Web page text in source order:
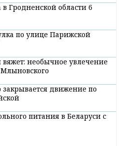
Гродненской области 6
по улице Парижской
необычное увлечение
движение по
питания в Беларуси с